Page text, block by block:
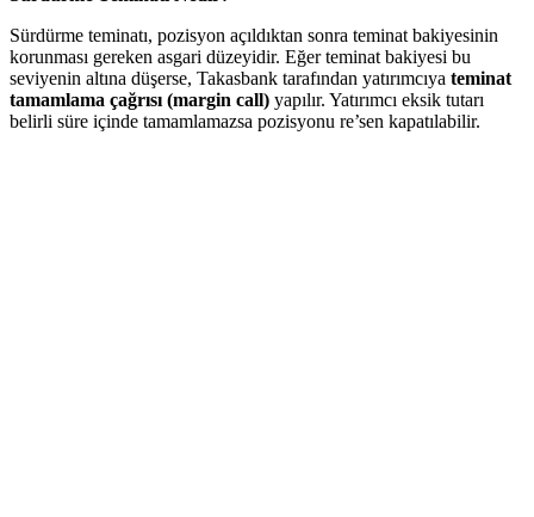
Sürdürme teminatı, pozisyon açıldıktan sonra teminat bakiyesinin
korunması gereken asgari düzeyidir. Eğer teminat bakiyesi bu
seviyenin altına düşerse, Takasbank tarafından yatırımcıya teminat
tamamlama çağrısı (margin call) yapılır. Yatırımcı eksik tutarı
belirli süre içinde tamamlamazsa pozisyonu re’sen kapatılabilir.